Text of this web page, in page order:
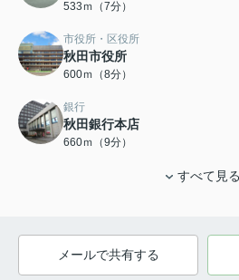
533ｍ（7分）
市役所・区役所
秋田市役所
600ｍ（8分）
銀行
秋田銀行本店
660ｍ（9分）
すべて見る
メールで共有する